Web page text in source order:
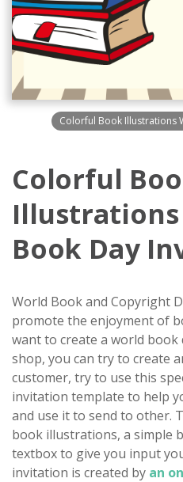
Colorful Book Illustrations
Colorful
Illustrations
Book Day
World Book and Copyright
promote the enjoyment of
want to create a world book
shop, you can try to create
customer, try to use this
invitation template to help
and use it to send to other.
book illustrations, a simple
textbox to give you input
invitation is created by an